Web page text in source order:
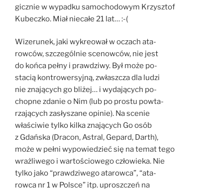
gicznie w wypadku samochodowym Krzysztof
Kubeczko. Miał niecałe 21 lat… :-(
Wizerunek, jaki wykreował w oczach ata-
rowców, szczególnie scenowców, nie jest
do końca pełny i prawdziwy. Był może po-
stacią kontrowersyjną, zwłaszcza dla ludzi
nie znających go bliżej… i wydających po-
chopne zdanie o Nim (lub po prostu powta-
rzających zasłyszane opinie). Na scenie
właściwie tylko kilka znających Go osób
z Gdańska (Dracon, Astral, Gepard, Darth),
może w pełni wypowiedzieć się na temat tego
wrażliwego i wartościowego człowieka. Nie
tylko jako “prawdziwego atarowca”, “ata-
rowca nr 1 w Polsce” itp. uproszczeń na